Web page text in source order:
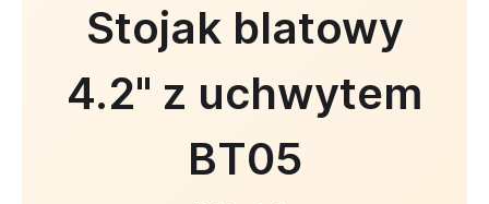
Stojak blatowy
4.2" z uchwytem
BT05